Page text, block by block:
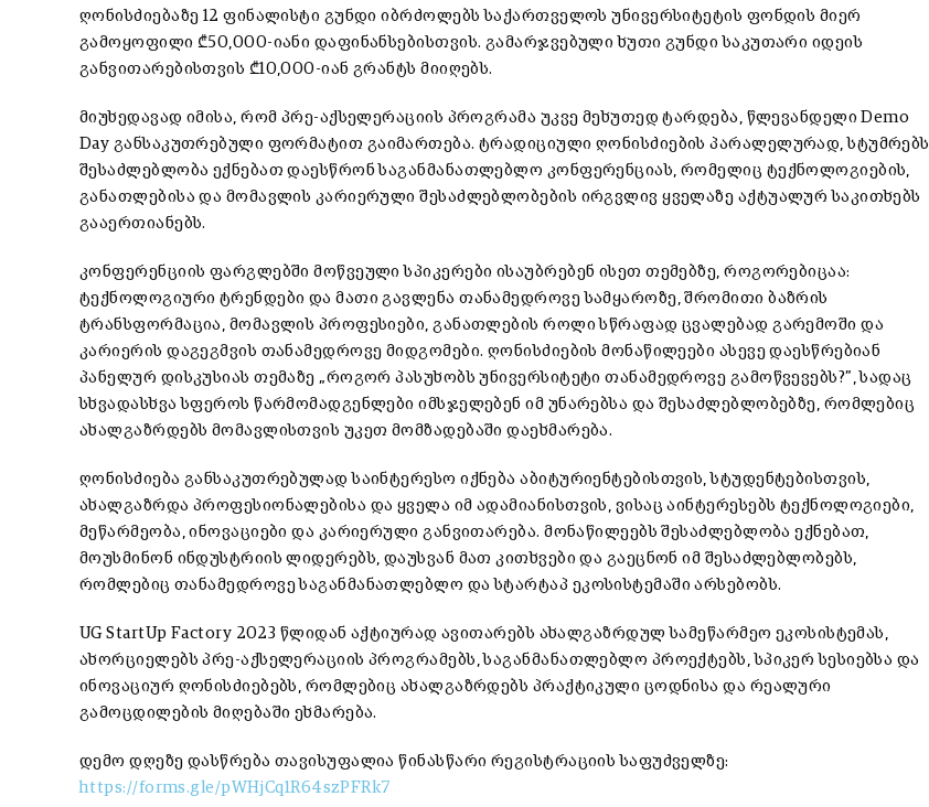
ღონისძიებაზე 12 ფინალისტი გუნდი იბრძოლებს საქართველოს უნივერსიტეტის ფონდის მიერ
გამოყოფილი ₾50,000-იანი დაფინანსებისთვის. გამარჯვებული ხუთი გუნდი საკუთარი იდეის
განვითარებისთვის ₾10,000-იან გრანტს მიიღებს.
მიუხედავად იმისა, რომ პრე-აქსელერაციის პროგრამა უკვე მეხუთედ ტარდება, წლევანდელი Demo
Day განსაკუთრებული ფორმატით გაიმართება. ტრადიციული ღონისძიების პარალელურად, სტუმრებს
შესაძლებლობა ექნებათ დაესწრონ საგანმანათლებლო კონფერენციას, რომელიც ტექნოლოგიების,
განათლებისა და მომავლის კარიერული შესაძლებლობების ირგვლივ ყველაზე აქტუალურ საკითხებს
გააერთიანებს.
კონფერენციის ფარგლებში მოწვეული სპიკერები ისაუბრებენ ისეთ თემებზე, როგორებიცაა:
ტექნოლოგიური ტრენდები და მათი გავლენა თანამედროვე სამყაროზე, შრომითი ბაზრის
ტრანსფორმაცია, მომავლის პროფესიები, განათლების როლი სწრაფად ცვალებად გარემოში და
კარიერის დაგეგმვის თანამედროვე მიდგომები. ღონისძიების მონაწილეები ასევე დაესწრებიან
პანელურ დისკუსიას თემაზე „როგორ პასუხობს უნივერსიტეტი თანამედროვე გამოწვევებს?”, სადაც
სხვადასხვა სფეროს წარმომადგენლები იმსჯელებენ იმ უნარებსა და შესაძლებლობებზე, რომლებიც
ახალგაზრდებს მომავლისთვის უკეთ მომზადებაში დაეხმარება.
ღონისძიება განსაკუთრებულად საინტერესო იქნება აბიტურიენტებისთვის, სტუდენტებისთვის,
ახალგაზრდა პროფესიონალებისა და ყველა იმ ადამიანისთვის, ვისაც აინტერესებს ტექნოლოგიები,
მეწარმეობა, ინოვაციები და კარიერული განვითარება. მონაწილეებს შესაძლებლობა ექნებათ,
მოუსმინონ ინდუსტრიის ლიდერებს, დაუსვან მათ კითხვები და გაეცნონ იმ შესაძლებლობებს,
რომლებიც თანამედროვე საგანმანათლებლო და სტარტაპ ეკოსისტემაში არსებობს.
UG StartUp Factory 2023 წლიდან აქტიურად ავითარებს ახალგაზრდულ სამეწარმეო ეკოსისტემას,
ახორციელებს პრე-აქსელერაციის პროგრამებს, საგანმანათლებლო პროექტებს, სპიკერ სესიებსა და
ინოვაციურ ღონისძიებებს, რომლებიც ახალგაზრდებს პრაქტიკული ცოდნისა და რეალური
გამოცდილების მიღებაში ეხმარება.
დემო დღეზე დასწრება თავისუფალია წინასწარი რეგისტრაციის საფუძველზე:
https://forms.gle/pWHjCq1R64szPFRk7